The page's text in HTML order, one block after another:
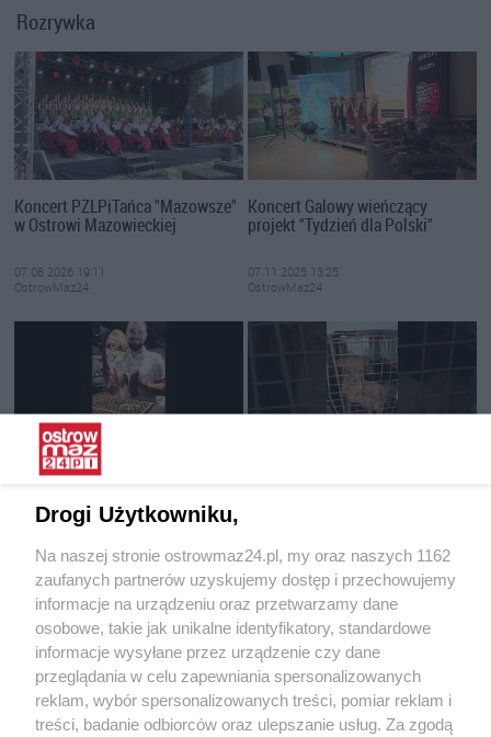
Rozrywka
Koncert PZLPiTańca "Mazowsze"
w Ostrowi Mazowieckiej
07.08.2026 19:11
OstrowMaz24
Koncert Galowy wieńczący
projekt "Tydzień dla Polski"
07.11.2025 13:25
OstrowMaz24
Restauracja W.O.R zaprasza na
OstrowMaz24
OstrowMaz24
Drogi Użytkowniku,
Na naszej stronie ostrowmaz24.pl, my oraz naszych 1162
zaufanych partnerów uzyskujemy dostęp i przechowujemy
informacje na urządzeniu oraz przetwarzamy dane
osobowe, takie jak unikalne identyfikatory, standardowe
informacje wysyłane przez urządzenie czy dane
przeglądania w celu zapewniania spersonalizowanych
reklam, wybór spersonalizowanych treści, pomiar reklam i
treści, badanie odbiorców oraz ulepszanie usług. Za zgodą